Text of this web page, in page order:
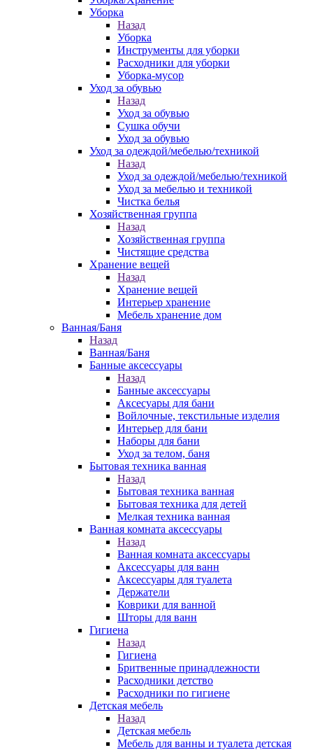
Уборка
Назад
Уборка
Инструменты для уборки
Расходники для уборки
Уборка-мусор
Уход за обувью
Назад
Уход за обувью
Сушка обучи
Уход за обувью
Уход за одеждой/мебелью/техникой
Назад
Уход за одеждой/мебелью/техникой
Уход за мебелью и техникой
Чистка белья
Хозяйственная группа
Назад
Хозяйственная группа
Чистящие средства
Хранение вещей
Назад
Хранение вещей
Интерьер хранение
Мебель хранение дом
Ванная/Баня
Назад
Ванная/Баня
Банные аксессуары
Назад
Банные аксессуары
Аксесуары для бани
Войлочные, текстильные изделия
Интерьер для бани
Наборы для бани
Уход за телом, баня
Бытовая техника ванная
Назад
Бытовая техника ванная
Бытовая техника для детей
Мелкая техника ванная
Ванная комната аксессуары
Назад
Ванная комната аксессуары
Аксессуары для ванн
Аксессуары для туалета
Держатели
Коврики для ванной
Шторы для ванн
Гигиена
Назад
Гигиена
Бритвенные принадлежности
Расходники детство
Расходники по гигиене
Детская мебель
Назад
Детская мебель
Мебель для ванны и туалета детская